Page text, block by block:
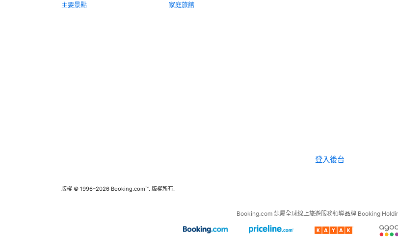
主要景點
家庭旅館
登入後台
版權 © 1996–2026 Booking.com™. 版權所有.
Booking.com 隸屬全球線上旅遊服務領導品牌 Booking